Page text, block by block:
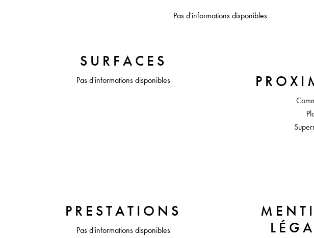
Pas d'informations disponibles
SURFACES
Pas d'informations disponibles
PRESTATIONS
Pas d'informations disponibles